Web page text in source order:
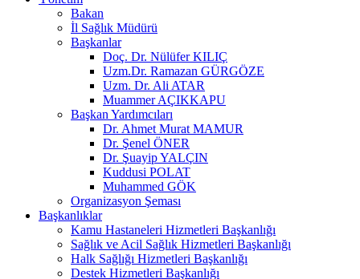
Bakan
İl Sağlık Müdürü
Başkanlar
Doç. Dr. Nülüfer KILIÇ
Uzm.Dr. Ramazan GÜRGÖZE
Uzm. Dr. Ali ATAR
Muammer AÇIKKAPU
Başkan Yardımcıları
Dr. Ahmet Murat MAMUR
Dr. Şenel ÖNER
Dr. Şuayip YALÇIN
Kuddusi POLAT
Muhammed GÖK
Organizasyon Şeması
Başkanlıklar
Kamu Hastaneleri Hizmetleri Başkanlığı
Sağlık ve Acil Sağlık Hizmetleri Başkanlığı
Halk Sağlığı Hizmetleri Başkanlığı
Destek Hizmetleri Başkanlığı